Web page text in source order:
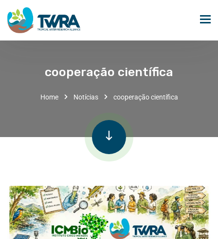
cooperação científica
Home Notícias cooperação científica